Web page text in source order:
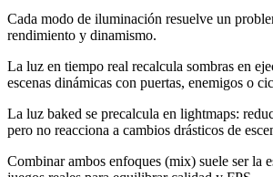
Cada modo de iluminación resuelve un
rendimiento y dinamismo.
La luz en tiempo real recalcula sombras en
escenas dinámicas con puertas, enemigos o
La luz baked se precalcula en lightmaps:
pero no reacciona a cambios drásticos de
Combinar ambos enfoques (mix) suele ser la